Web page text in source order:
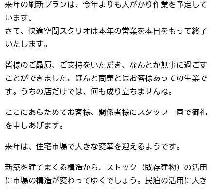
来年の刷新プランは、今年よりも大がかり作業を予定して
います。
さて、快適空間スクリオは本年の営業を本日をもって終了
いたします。
皆様のご贔屓、ご支持をいただき、なんとか無事に過ごす
ことができました。ほんと商売とはお客様あっての生業で
す。うちの店だけでは、何も成り立ちませんね。
ここにあらためてお客様、関係者様にスタッフ一同で御礼
を申しあげます。
来年は、住宅市場で大きな変革を迎えるようです。
新築を建てまくる構造から、ストック（既存建物）の活用
に市場の構造が変わってゆくでしょう。民泊の活用に大き